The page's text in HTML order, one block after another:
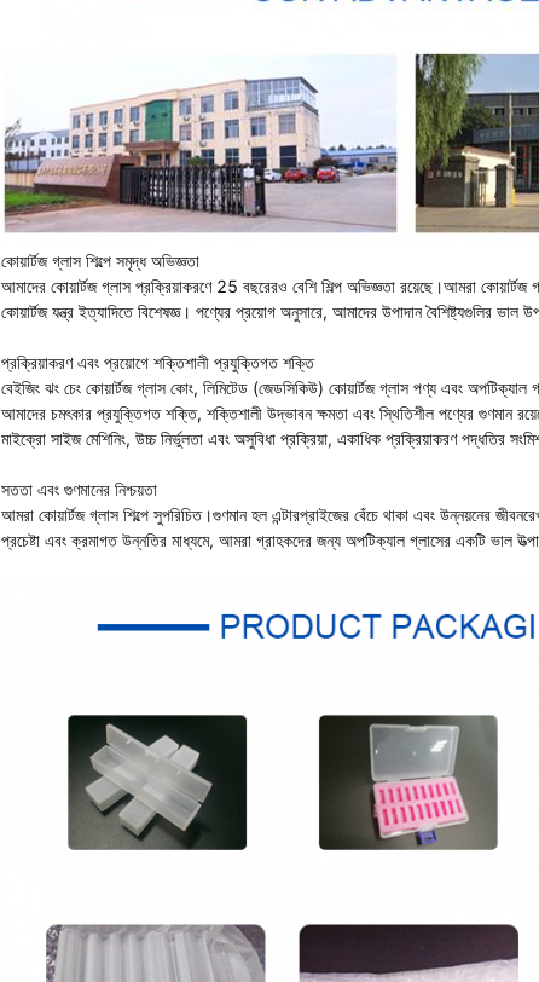
কোয়ার্টজ গ্লাস শিল্পে সমৃদ্ধ অভিজ্ঞতা
আমাদের কোয়ার্টজ গ্লাস প্রক্রিয়াকরণে 25 বছরেরও বেশি শিল্প অভিজ্ঞতা রয়েছে।আমরা
কোয়ার্টজ যন্ত্র ইত্যাদিতে বিশেষজ্ঞ। পণ্যের প্রয়োগ অনুসারে, আমাদের উপাদান বৈশিষ্ট্যগুলির ভাল
প্রক্রিয়াকরণ এবং প্রয়োগে শক্তিশালী প্রযুক্তিগত শক্তি
বেইজিং ঝং চেং কোয়ার্টজ গ্লাস কোং, লিমিটেড (জেডসিকিউ) কোয়ার্টজ গ্লাস পণ্য এবং
আমাদের চমৎকার প্রযুক্তিগত শক্তি, শক্তিশালী উদ্ভাবন ক্ষমতা এবং স্থিতিশীল পণ্যের গুণমান
মাইক্রো সাইজ মেশিনিং, উচ্চ নির্ভুলতা এবং অসুবিধা প্রক্রিয়া, একাধিক প্রক্রিয়াকরণ পদ্ধতির
সততা এবং গুণমানের নিশ্চয়তা
আমরা কোয়ার্টজ গ্লাস শিল্পে সুপরিচিত।গুণমান হল এন্টারপ্রাইজের বেঁচে থাকা এবং উন্নয়নের
প্রচেষ্টা এবং ক্রমাগত উন্নতির মাধ্যমে, আমরা গ্রাহকদের জন্য অপটিক্যাল গ্লাসের একটি ভাল